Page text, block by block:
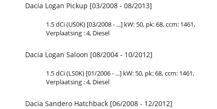
Dacia Logan Pickup [03/2008 - 08/2013]
1.5 dCi (US0K) [03/2008 - ...] kW: 50, pk: 68, ccm: 1461,
Verplaatsing : 4, Diesel
Dacia Logan Saloon [08/2004 - 10/2012]
1.5 dCi (LS0K) [01/2006 - ...] kW: 50, pk: 68, ccm: 1461,
Verplaatsing : 4, Diesel
Dacia Sandero Hatchback [06/2008 - 12/2012]